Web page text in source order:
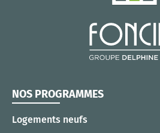
NOS PROGRAMMES
Logements neufs